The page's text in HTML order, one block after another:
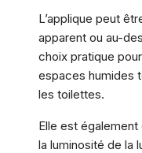
L’applique peut
apparent ou au-
choix pratique
espaces humides
les toilettes.
Elle est
la luminosité de la